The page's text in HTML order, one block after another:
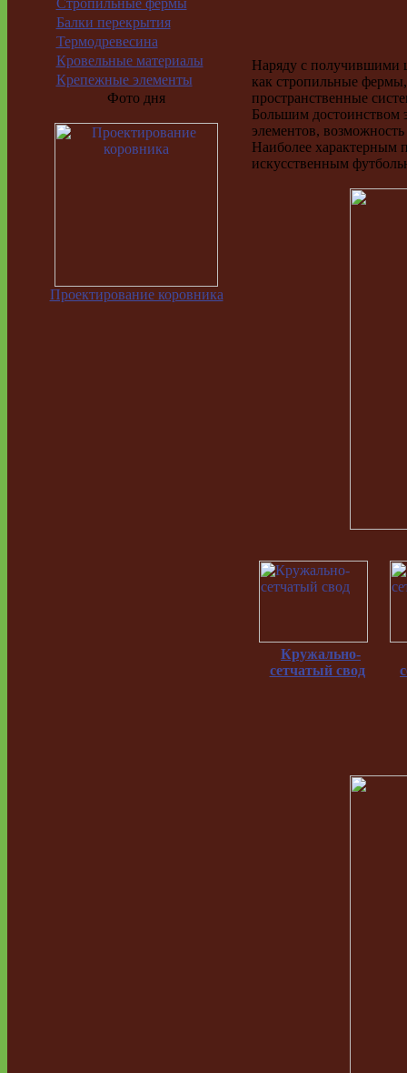
Стропильные фермы
Балки перекрытия
Термодревесина
Кровельные материалы
Крепежные элементы
Фото дня
Проектирование коровника
Наряду с получившими
как стропильные
пространственные
Большим достоинством
элементов,
Наиболее характерным
искусственным
Кружально-
сетчатый свод